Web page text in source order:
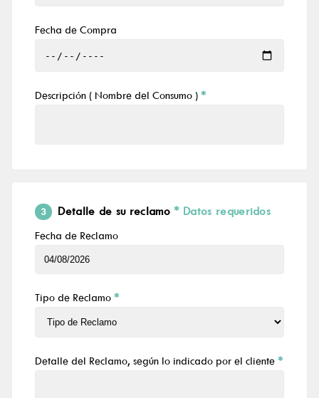
Fecha de Compra
Descripción ( Nombre del Consumo ) *
3 Detalle de su reclamo* Datos requeridos
Fecha de Reclamo
Tipo de Reclamo *
Detalle del Reclamo, según lo indicado por el cliente *